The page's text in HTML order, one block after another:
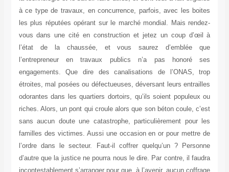
à ce type de travaux, en concurrence, parfois, avec les boites
les plus réputées opérant sur le marché mondial. Mais rendez-
vous dans une cité en construction et jetez un coup d’œil à
l’état de la chaussée, et vous saurez d’emblée que
l’entrepreneur en travaux publics n’a pas honoré ses
engagements. Que dire des canalisations de l’ONAS, trop
étroites, mal posées ou défectueuses, déversant leurs entrailles
odorantes dans les quartiers dortoirs, qu’ils soient populeux ou
riches. Alors, un pont qui croule alors que son béton coule, c’est
sans aucun doute une catastrophe, particulièrement pour les
familles des victimes. Aussi une occasion en or pour mettre de
l’ordre dans le secteur. Faut-il coffrer quelqu’un ? Personne
d’autre que la justice ne pourra nous le dire. Par contre, il faudra
incontestablement s’arranger pour que, à l’avenir, aucun coffrage